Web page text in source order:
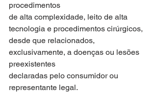
procedimentos
de alta complexidade, leito de alta
tecnologia e procedimentos cirúrgicos,
desde que relacionados,
exclusivamente, a doenças ou lesões
preexistentes
declaradas pelo consumidor ou
representante legal.